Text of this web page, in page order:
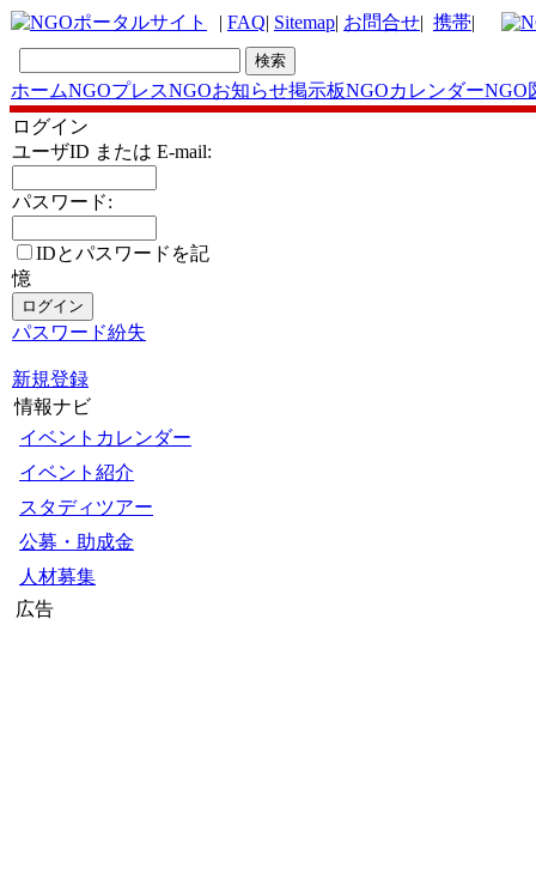
| FAQ| Sitemap| お問合せ| 携帯|
ホームNGOプレスNGOお知らせ掲示板NGOカレンダーNGO
ログイン
ユーザID または E-mail:
パスワード:
IDとパスワードを記
憶
パスワード紛失
新規登録
情報ナビ
イベントカレンダー
イベント紹介
スタディツアー
公募・助成金
人材募集
広告